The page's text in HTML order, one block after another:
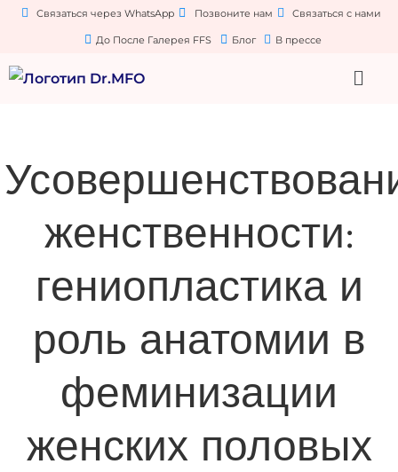
Связаться через WhatsApp Позвоните нам Связаться с нами
До После Галерея FFS Блог В прессе
женственности:
гениопластика и
роль анатомии в
феминизации
женских половых